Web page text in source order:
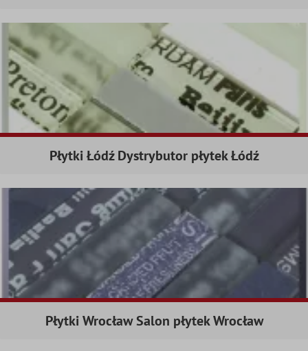
Płytki Łódź Dystrybutor płytek Łódź
Płytki Wrocław Salon płytek Wrocław